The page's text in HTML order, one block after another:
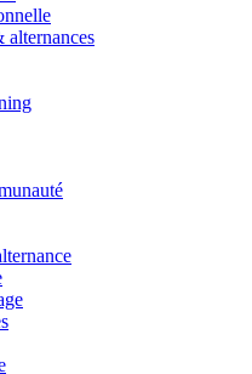
alternances